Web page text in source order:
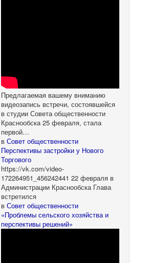
Предлагаемая вашему вниманию
видеозапись встречи, состоявшейся
в студии Совета общественности
Краснообска 25 февраля, стала
первой…
вСовет общественности
Перспективы застройки у Нового
Торгового
https://vk.com/video-
172264951_456242441 22 февраля в
Администрации Краснообска Глава
встретился
вСовет общественности
«Проблемы сельского хозяйства и
перспективы решений»